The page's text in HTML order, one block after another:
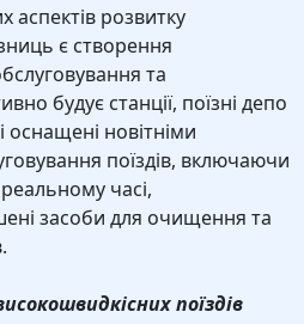
розвитку
є створення
та
будує станції, поїзні депо
оснащені новітніми
поїздів, включаючи
часі,
засоби для очищення та
поїздів